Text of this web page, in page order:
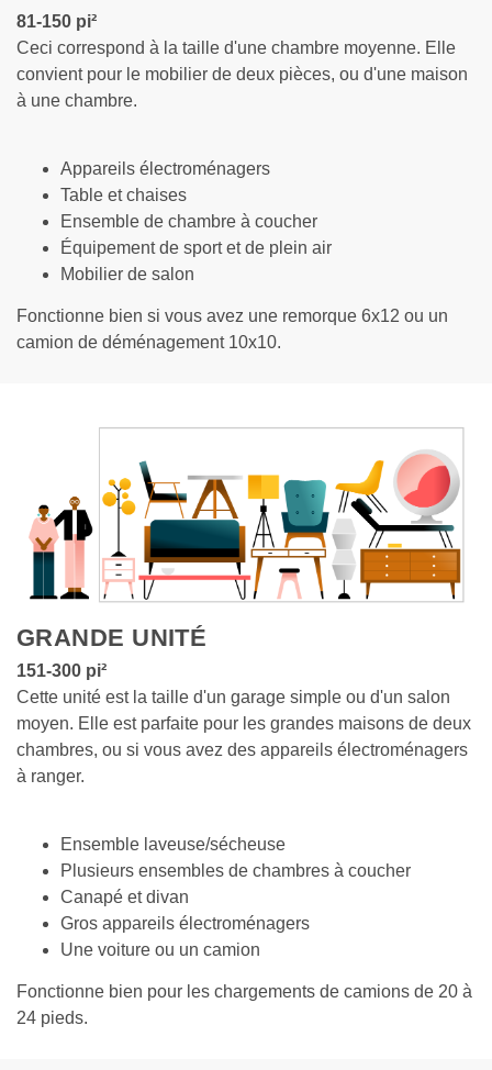
81-150 pi²
Ceci correspond à la taille d'une chambre moyenne. Elle
convient pour le mobilier de deux pièces, ou d'une maison
à une chambre.
Appareils électroménagers
Table et chaises
Ensemble de chambre à coucher
Équipement de sport et de plein air
Mobilier de salon
Fonctionne bien si vous avez une remorque 6x12 ou un
camion de déménagement 10x10.
GRANDE UNITÉ
151-300 pi²
Cette unité est la taille d'un garage simple ou d'un salon
moyen. Elle est parfaite pour les grandes maisons de deux
chambres, ou si vous avez des appareils électroménagers
à ranger.
Ensemble laveuse/sécheuse
Plusieurs ensembles de chambres à coucher
Canapé et divan
Gros appareils électroménagers
Une voiture ou un camion
Fonctionne bien pour les chargements de camions de 20 à
24 pieds.